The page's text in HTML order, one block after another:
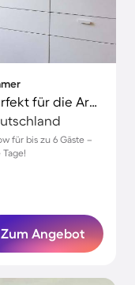
Ferienwohnung mit Garten | Perfekt für die Arbeit von Zuhause
für bis zu 6 Gäste –
Zum Angebot